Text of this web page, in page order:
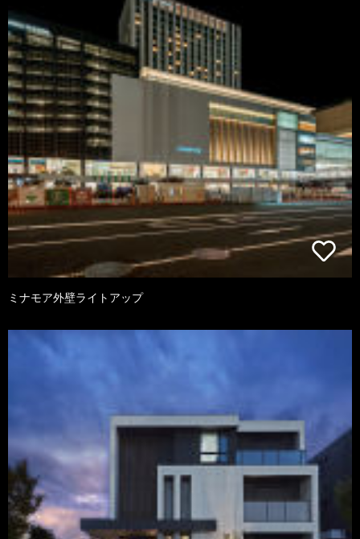
ミナモア外壁ライトアップ